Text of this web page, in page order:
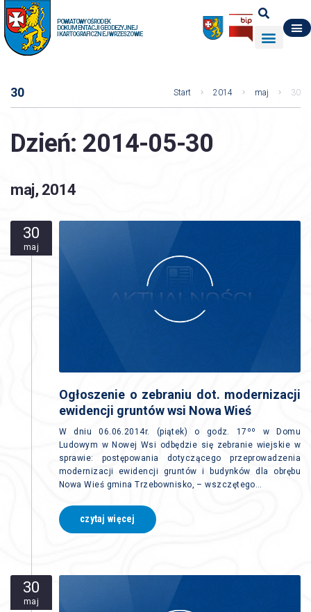
POWIATOWY OŚRODEK
DOKUMENTACJI GEODEZYJNEJ
I KARTOGRAFICZNEJ W RZESZOWIE
30 Start 2014 maj 30
Dzień: 2014-05-30
maj, 2014
30
maj
Ogłoszenie o zebraniu dot. modernizacji
ewidencji gruntów wsi Nowa Wieś
W dniu 06.06.2014r. (piątek) o godz. 17ºº w Domu
Ludowym w Nowej Wsi odbędzie się zebranie wiejskie w
sprawie: postępowania dotyczącego przeprowadzenia
modernizacji ewidencji gruntów i budynków dla obrębu
Nowa Wieś gmina Trzebownisko, – wszczętego…
czytaj więcej
30
maj